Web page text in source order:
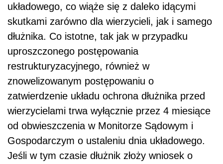
układowego, co wiąże się z daleko idącymi
skutkami zarówno dla wierzycieli, jak i samego
dłużnika. Co istotne, tak jak w przypadku
uproszczonego postępowania
restrukturyzacyjnego, również w
znowelizowanym postępowaniu o
zatwierdzenie układu ochrona dłużnika przed
wierzycielami trwa wyłącznie przez 4 miesiące
od obwieszczenia w Monitorze Sądowym i
Gospodarczym o ustaleniu dnia układowego.
Jeśli w tym czasie dłużnik złoży wniosek o